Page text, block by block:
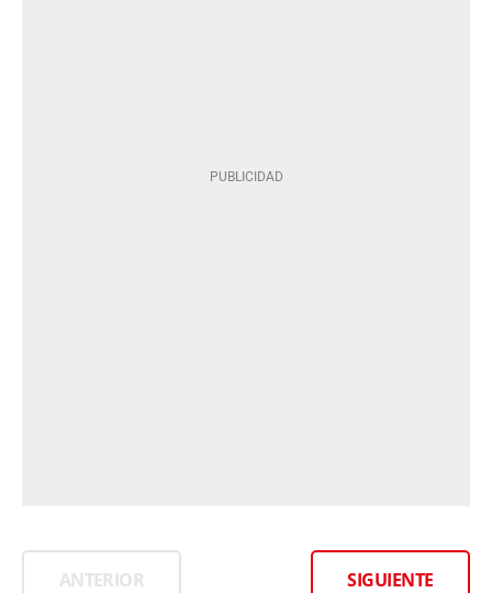
ANTERIOR SIGUIENTE